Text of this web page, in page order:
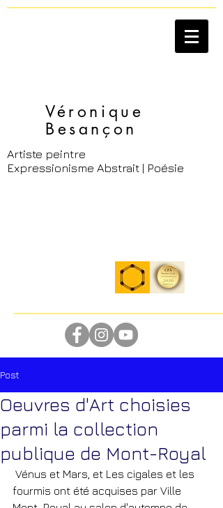
Véronique
Besançon​
Artiste peintre
Expressionisme Abstrait | Poésie
Post
Oeuvres d'Art choisies
parmi la collection
publique de Mont-Royal
fourmis ont été acquises par Ville